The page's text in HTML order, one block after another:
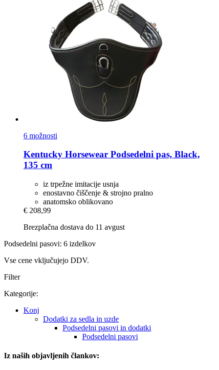
6 možnosti
Kentucky Horsewear Podsedelni pas, Black,
135 cm
iz trpežne imitacije usnja
enostavno čiščenje & strojno pralno
anatomsko oblikovano
€ 208,99
Brezplačna dostava do 11 avgust
Podsedelni pasovi: 6 izdelkov
Vse cene vključujejo DDV.
Filter
Kategorije:
Konj
Dodatki za sedla in uzde
Podsedelni pasovi in dodatki
Podsedelni pasovi
Iz naših objavljenih člankov: